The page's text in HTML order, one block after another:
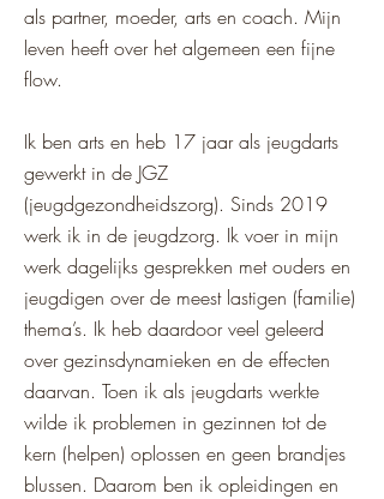
als partner, moeder, arts en coach. Mijn
leven heeft over het algemeen een fijne
flow.
Ik ben arts en heb 17 jaar als jeugdarts
gewerkt in de JGZ
(jeugdgezondheidszorg). Sinds 2019
werk ik in de jeugdzorg. Ik voer in mijn
werk dagelijks gesprekken met ouders en
jeugdigen over de meest lastigen (familie)
thema’s. Ik heb daardoor veel geleerd
over gezinsdynamieken en de effecten
daarvan. Toen ik als jeugdarts werkte
wilde ik problemen in gezinnen tot de
kern (helpen) oplossen en geen brandjes
blussen. Daarom ben ik opleidingen en